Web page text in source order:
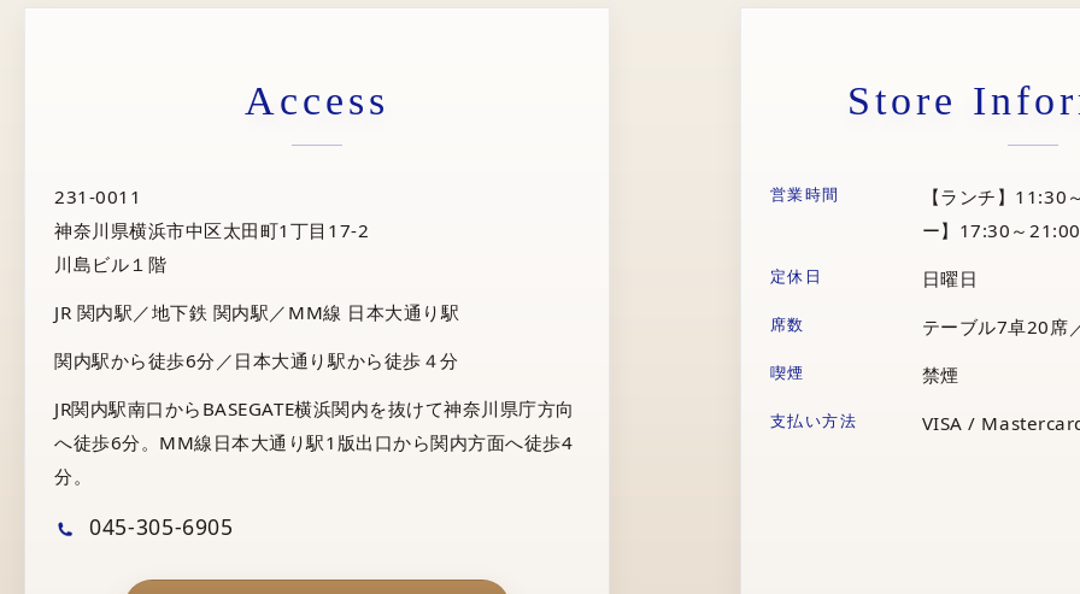
Access
231-0011
神奈川県横浜市中区太田町1丁目17-2
川島ビル１階
JR 関内駅／地下鉄 関内駅／MM線 日本大通り駅
関内駅から徒歩6分／日本大通り駅から徒歩４分
JR関内駅南口からBASEGATE横浜関内を抜けて神奈川県庁方向
へ徒歩6分。MM線日本大通り駅1版出口から関内方面へ徒歩4
分。
045-305-6905
Store
営業時間
【ランチ】11:30
ー】17:30～
定休日 日曜日
席数 テーブル7卓20席
喫煙 禁煙
支払い方法 VISA /